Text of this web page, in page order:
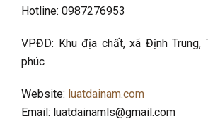
Hotline: 0987276953
VPĐD: Khu địa chất, xã Định Trung,
phúc
Website: luatdainam.com
Email: luatdainamls@gmail.com